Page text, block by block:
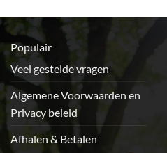
Populair
Veel gestelde vragen
Algemene Voorwaarden en
Privacy beleid
Afhalen & Betalen